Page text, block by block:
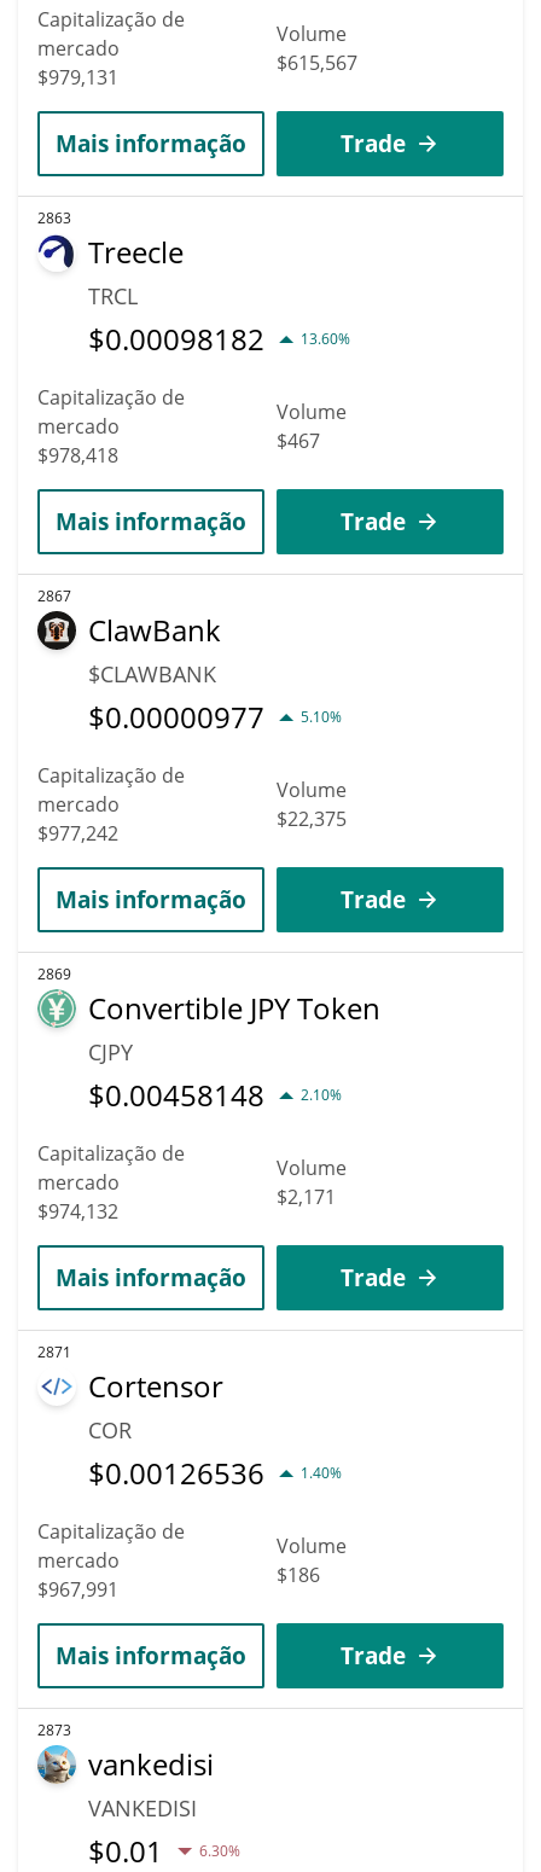
Capitalização de
mercado
$979,131
Volume
$615,567
Mais informação Trade
2863
Treecle
TRCL
$0.00098182 13.60%
Capitalização de
mercado
$978,418
Volume
$467
Mais informação Trade
2867
ClawBank
$CLAWBANK
$0.00000977 5.10%
Capitalização de
mercado
$977,242
Volume
$22,375
Mais informação Trade
2869
Convertible JPY Token
CJPY
$0.00458148 2.10%
Capitalização de
mercado
$974,132
Volume
$2,171
Mais informação Trade
2871
Cortensor
COR
$0.00126536 1.40%
Capitalização de
mercado
$967,991
Volume
$186
Mais informação Trade
2873
vankedisi
VANKEDISI
$0.01 6.30%